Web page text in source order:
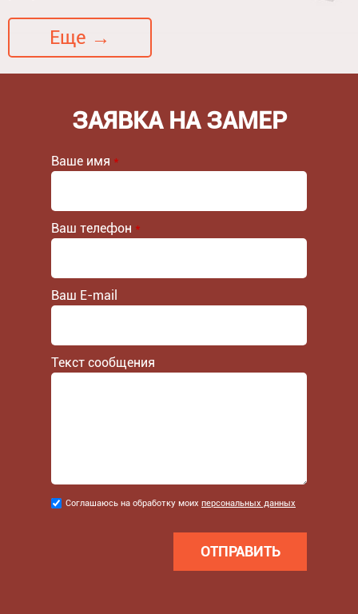
Еще →
ЗАЯВКА НА ЗАМЕР
Ваше имя *
Ваш телефон *
Ваш E-mail
Текст сообщения
Соглашаюсь
Соглашаюсь на обработку моих персональных данных